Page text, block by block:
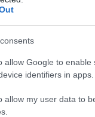
allow Google to
identifiers in apps.
allow my user data to
που
είναι κατά
αύξηση
το γεγονός